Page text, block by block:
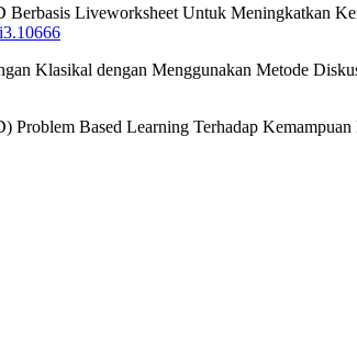
Liveworksheet Untuk Meningkatkan
Klasikal dengan Menggunakan Metode
Based Learning Terhadap